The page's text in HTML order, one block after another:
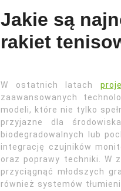
Jakie są
rakiet
W ostatnich latach
zaawansowanych
modeli, które nie tylko
przyjazne dla
biodegradowalnych lub
integrację czujników
oraz poprawy techniki. W
przyciągnąć młodszych
również systemów